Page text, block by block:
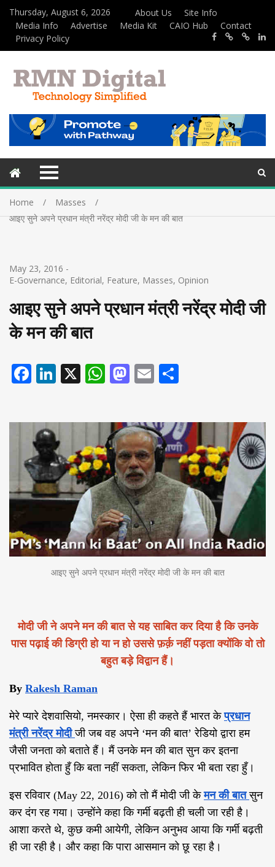
Thursday, August 6, 2026 About Us
Site Info
Media Info
Advertise Media Kit CAIO Hub
Contact
Privacy Policy
Home
Masses
आइए सुने अपने प्रधान मंत्री नरेंद्र मोदी जी के मन की बात
May 23, 2016 -
E-Governance, Editorial, Feature, Masses, Opinion
आइए सुने अपने प्रधान मंत्री नरेंद्र मोदी जी
के मन की बात
Facebook
LinkedIn
X WhatsApp
Mastodon
Email
आइए सुने अपने प्रधान मंत्री नरेंद्र मोदी जी के मन की बात
मोदी जी ने अपने मन की बात से यह साबित कर दिया है कि उनके
पास पढ़ाई की डिग्री हो या न हो उससे फ़र्क़ नहीं पड़ता क्योंकि वो तो
बहुत बड़े विद्वान हैं।
By Rakesh Raman
मेरे प्यारे देशवासियो,नमस्कार। ऐसा ही कहते हैं भारत केप्रधान
मंत्री नरेंद्र मोदीजी जब वह अपने ‘मन की बात’ रेडियो द्वारा हम
जैसी जनता को बताते हैं। मैं उनके मन की बात सुन कर इतना
प्रभावित होता हुँ कि बता नहीं सकता,लेकिन फिर भी बता रहा हुँ।
इस रविवार (May 22, 2016)को तो मैं मोदी जी केमन की बातसुन
कर दंग रह गया। उन्होंने कहा कि गर्मी बढ़ती ही चली जा रही है।
आशा करते थे,कुछ कमी आयेगी,लेकिन अनुभव आया कि गर्मी बढ़ती
ही जा रही है। और कहा कि पारा आसमान को छू रहा है।